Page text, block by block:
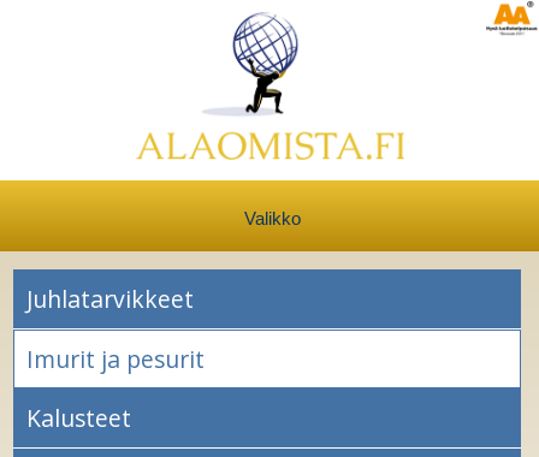
Valikko
Juhlatarvikkeet
Imurit ja pesurit
Kalusteet